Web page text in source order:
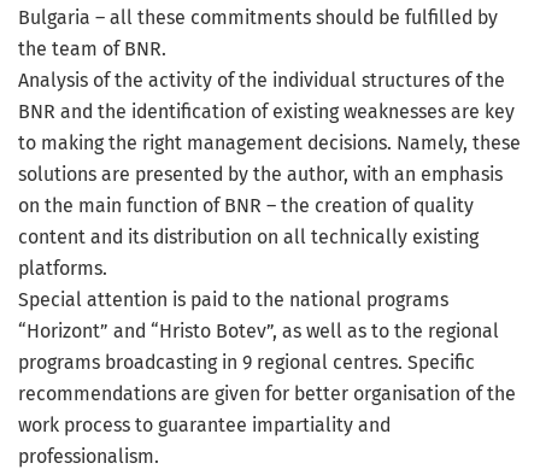
Bulgaria – all these commitments should be fulfilled by
the team of BNR.
Analysis of the activity of the individual structures of the
BNR and the identification of existing weaknesses are key
to making the right management decisions. Namely, these
solutions are presented by the author, with an emphasis
on the main function of BNR – the creation of quality
content and its distribution on all technically existing
platforms.
Special attention is paid to the national programs
“Horizont” and “Hristo Botev”, as well as to the regional
programs broadcasting in 9 regional centres. Specific
recommendations are given for better organisation of the
work process to guarantee impartiality and
professionalism.